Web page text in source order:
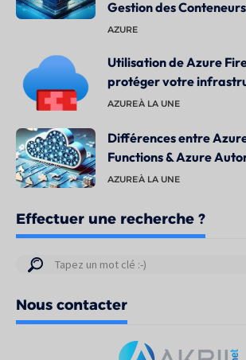
Gestion des Conteneurs
AZURE
Utilisation de Azure
protéger votre
AZUREÀ LA UNE
Différences entre
Functions & Azure
AZUREÀ LA UNE
Effectuer une recherche ?
Résultats
votre
recherche
Nous contacter